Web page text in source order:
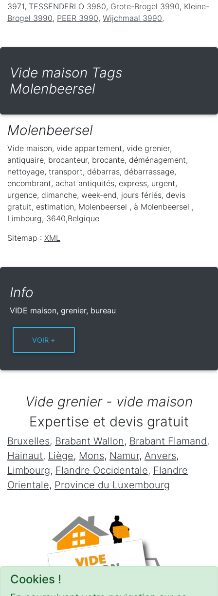
Cookies !
3971, TESSENDERLO 3980, Grote-Brogel 3990, Kleine-
Brogel 3990, PEER 3990, Wijchmaal 3990,
Vide maison Tags
Molenbeersel
Molenbeersel
Vide maison, vide appartement, vide grenier,
antiquaire, brocanteur, brocante, déménagement,
nettoyage, transport, débarras, débarrassage,
encombrant, achat antiquités, express, urgent,
urgence, dimanche, week-end, jours fériés, devis
gratuit, estimation, Molenbeersel , à Molenbeersel ,
Limbourg, 3640,Belgique
Sitemap : XML
Info
VIDE maison, grenier, bureau
Vide grenier - vide maison
Expertise et devis gratuit
Bruxelles, Brabant Wallon, Brabant Flamand,
Hainaut, Liège, Mons, Namur, Anvers,
Limbourg, Flandre Occidentale, Flandre
Orientale, Province du Luxembourg